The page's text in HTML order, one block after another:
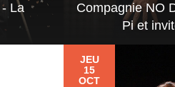
La
Compagnie NO
Pi et
JEU
15
OCT